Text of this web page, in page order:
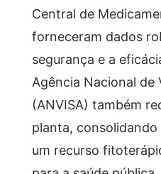
Central de
forneceram dados
segurança e a
Agência Nacional de
(ANVISA) também
planta,
um recurso